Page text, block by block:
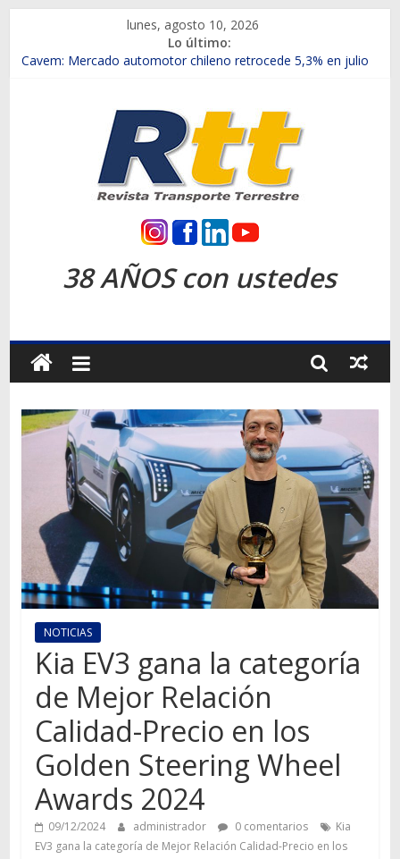
contenido
lunes, agosto 10, 2026
Lo último:
Chile es el primer mercado internacional en lanzar la nueva
Salfa suma vehículos electrificados de Chevrolet en el Biobío
Samex amplía su red con nuevas sucursales en Rancagua y
SINOTRUK Pick-ups presentó la recién estrenada Bolden en
la Expo Compras Públicas 2026
Revista
Transporte
Terrestre
Autos,
camiones,
motos,
información
mundo
transporte
38 AÑOS con ustedes
NOTICIAS
Kia EV3 gana la categoría
de Mejor Relación
Calidad-Precio en los
Golden Steering Wheel
Awards 2024
09/12/2024 administrador 0 comentarios
Kia
EV3 gana la categoría de Mejor Relación Calidad-Precio en los